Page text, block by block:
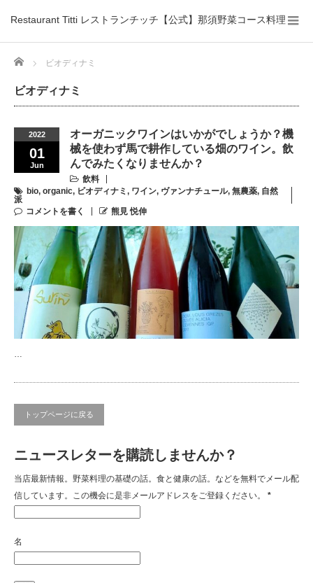
Restaurant Titti レストランチッチ【公式】那須野菜コース料理
Home ビオディナミ
ビオディナミ
2022
01
Jun
オーガニックワインはいかがでしょうか？機
械を使わず馬で耕作している畑のワイン。飲
んでみたくなりませんか？
飲料
bio, organic, ビオディナミ , ワイン, ヴァンナチュール, 無農薬, 自然
派
コメントを書く
熊見 悦伸
トップページに戻る
ニュースレターを購読しませんか？
当店最新情報。野菜料理の基礎の話。食と健康の話。などを無料でメール配
信しています。この機会に是非メールアドレスをご登録ください。 *
名